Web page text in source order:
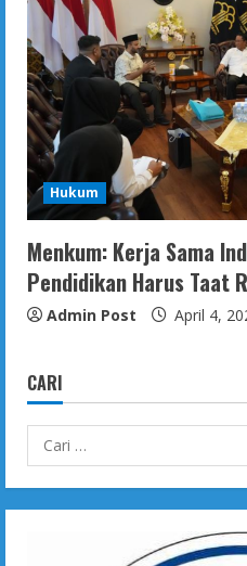
Hukum
Menkum: Kerja Sama
Pendidikan Harus Taat
Admin Post April 4,
CARI
Cari
untuk: